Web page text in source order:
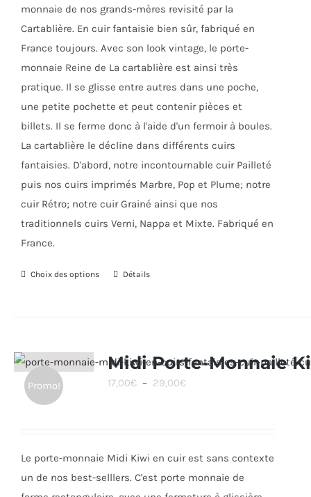
page
monnaie de nos grands-mères revisité par la
Cartablière. En cuir fantaisie bien sûr, fabriqué en
France toujours. Avec son look vintage, le porte-
monnaie Reine de La cartablière est ainsi très
pratique. Il se glisse entre autres dans une poche,
une petite pochette et peut contenir pièces et
billets. Il se ferme donc à l'aide d'un fermoir à boules.
La cartablière le décline dans différents cuirs
fantaisies. D'abord, notre incontournable cuir Pailleté
puis nos cuirs imprimés Marbre, Pop et Plume; notre
cuir Rétro; notre cuir Grainé ainsi que nos
traditionnels cuirs Verni, Nappa et Mixte. Fabriqué en
France.
Choix des options
Ce
variations.
Les
choisies
sur
Détails
Promo!
Midi Porte-Monnaie
17,00€ – 29,00€Plage
à
29,00€
Le porte-monnaie Midi Kiwi en cuir est sans contexte
un de nos best-selllers. C'est porte monnaie de